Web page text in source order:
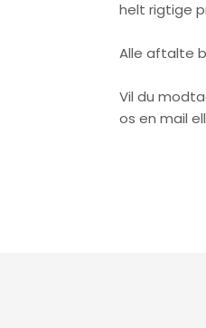
helt rigtige
​Alle aftalte
​Vil du
os en mail